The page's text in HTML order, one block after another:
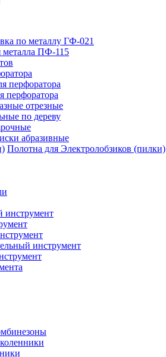
по металлу ГФ-021
металла ПФ-115
перфоратора
перфоратора
отрезные
по дереву
абразивные
Полотна для Электролобзиков (пилки)
инструмент
инструмент